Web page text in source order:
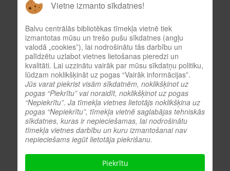
Liels paldies visiem, kas piedalījās - kopā bijām 224
dalībnieki!
No tiem 71 dalībnieks iesniedza visas pareizās atbildes.
Izlozes kārtībā esam noskaidrojuši 3 laimīgos
uzvarētājus, kuri saņems nelielas balviņas.
Akcija ‘’Izlasi tautasdziesmu!’’ Šogad –
Krišjānim Baronam 190!
Vietne izmanto sīkdatnes!
Balvu centrālās bibliotēkas tīmekļa vietnē tiek
izmantotas mūsu un trešo pušu sīkdatnes (angļu
valodā „cookies”), lai nodrošinātu tās darbību un
palīdzētu uzlabot vietnes lietošanas pieredzi un
kvalitāti. Lai uzzinātu vairāk par mūsu sīkdatņu politiku,
lūdzam noklikšķināt uz pogas “Vairāk informācijas”.
Jūs varat piekrist visām sīkdatnēm, noklikšķinot uz
pogas “Piekrītu” vai noraidīt, noklikšķinot uz pogas
“Nepiekrītu”. Ja tīmekļa vietnes lietotājs noklikšķina uz
pogas “Nepiekrītu”, tīmekļa vietnē saglabājas tehniskās
sīkdatnes, kuras ir nepieciešamas, lai nodrošinātu
tīmekļa vietnes darbību un kuru izmantošanai nav
nepieciešams iegūt lietotāja piekrišanu.
Piekrītu